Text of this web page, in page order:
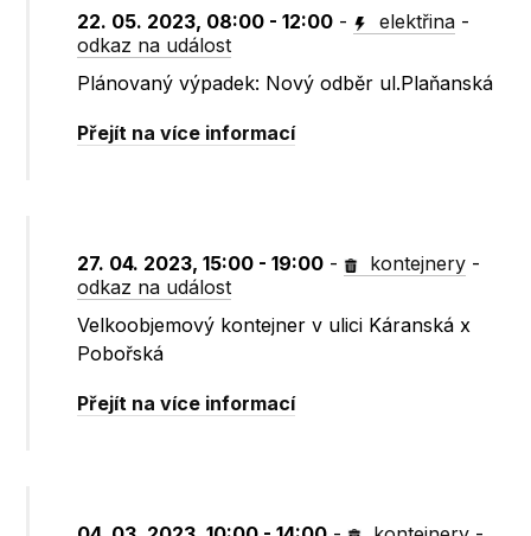
22. 05. 2023, 08:00 - 12:00 - elektřina -
odkaz na událost
Plánovaný výpadek: Nový odběr ul.Plaňanská
Přejít na více informací
27. 04. 2023, 15:00 - 19:00 - kontejnery -
odkaz na událost
Velkoobjemový kontejner v ulici Káranská x
Pobořská
Přejít na více informací